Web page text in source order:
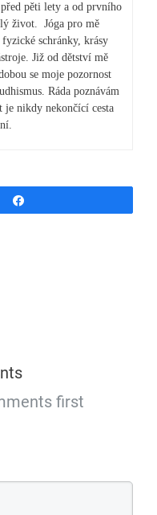
pěti lety a od prvního
život. Jóga pro mě
schránky, krásy
Již od dětství mě
se moje pozornost
Ráda poznávám
nikdy nekončící cesta
first